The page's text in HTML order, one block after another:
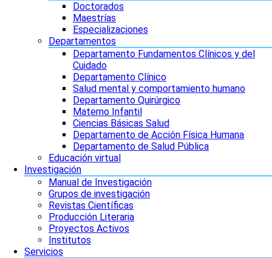
Doctorados
Maestrías
Especializaciones
Departamentos
Departamento Fundamentos Clínicos y del
Cuidado
Departamento Clínico
Salud mental y comportamiento humano
Departamento Quirúrgico
Materno Infantil
Ciencias Básicas Salud
Departamento de Acción Física Humana
Departamento de Salud Pública
Educación virtual
Investigación
Manual de Investigación
Grupos de investigación
Revistas Científicas
Producción Literaria
Proyectos Activos
Institutos
Servicios